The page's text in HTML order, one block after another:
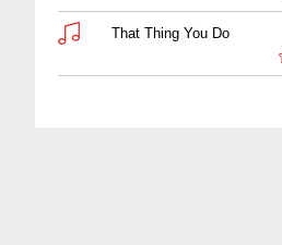
That Thing You Do